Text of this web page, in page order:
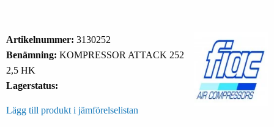
Artikelnummer: 3130252
Benämning: KOMPRESSOR ATTACK 252
2,5 HK
Lagerstatus:
Lägg till produkt i jämförelselistan